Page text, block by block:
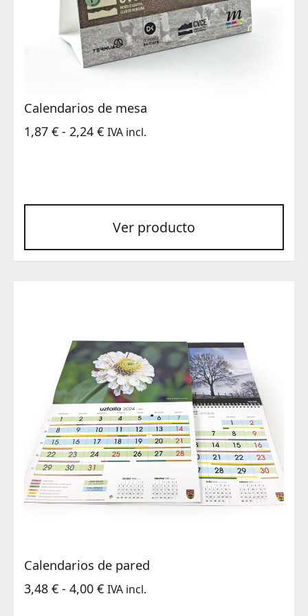
Calendarios de mesa
1,87 € - 2,24 €Rango
hasta
2,24 €
IVA incl.
Ver producto
Calendarios de pared
3,48 € - 4,00 €Rango
IVA incl.